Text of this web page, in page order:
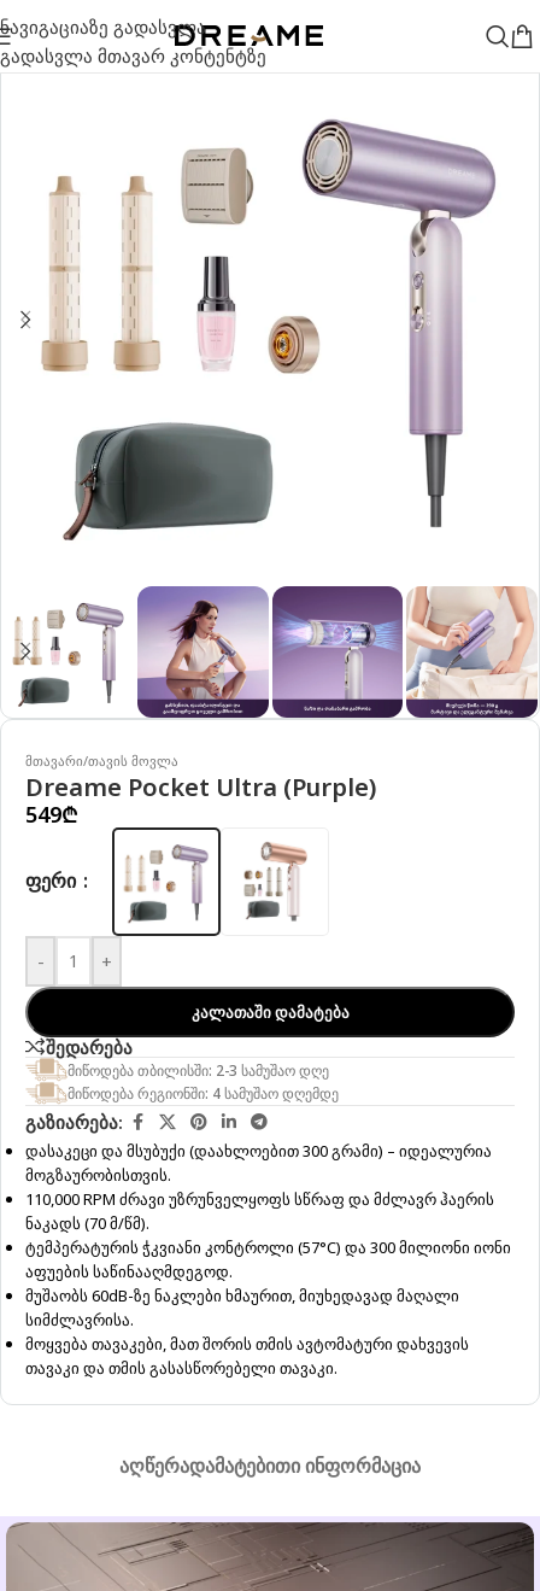
ნავიგაციაზე გადასვლა
გადასვლა მთავარ კონტენტზე
მთავარი/თავის მოვლა
Dreame Pocket Ultra (Purple)
549₾
ᲤᲔᲠᲘ
- +
ᲙᲐᲚᲐᲗᲐᲨᲘ ᲓᲐᲛᲐᲢᲔᲑᲐ
შედარება
მიწოდება თბილისში: 2-3 სამუშაო დღე
მიწოდება რეგიონში: 4 სამუშაო დღემდე
გაზიარება:
დასაკეცი და მსუბუქი (დაახლოებით 300 გრამი) – იდეალურია
მოგზაურობისთვის.
110,000 RPM ძრავი უზრუნველყოფს სწრაფ და მძლავრ ჰაერის
ნაკადს (70 მ/წმ).
ტემპერატურის ჭკვიანი კონტროლი (57°C) და 300 მილიონი იონი
აფუების საწინააღმდეგოდ.
მუშაობს 60dB-ზე ნაკლები ხმაურით, მიუხედავად მაღალი
სიმძლავრისა.
მოყვება თავაკები, მათ შორის თმის ავტომატური დახვევის
თავაკი და თმის გასასწორებელი თავაკი.
ᲐᲦᲬᲔᲠᲐᲓᲐᲛᲐᲢᲔᲑᲘᲗᲘ ᲘᲜᲤᲝᲠᲛᲐᲪᲘᲐ